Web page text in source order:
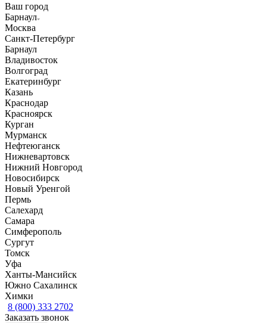
Ваш город
Барнаул
Москва
Санкт-Петербург
Барнаул
Владивосток
Волгоград
Екатеринбург
Казань
Краснодар
Красноярск
Курган
Мурманск
Нефтеюганск
Нижневартовск
Нижний Новгород
Новосибирск
Новый Уренгой
Пермь
Салехард
Самара
Симферополь
Сургут
Томск
Уфа
Ханты-Мансийск
Южно Сахалинск
Химки
8 (800) 333 2702
Заказать звонок